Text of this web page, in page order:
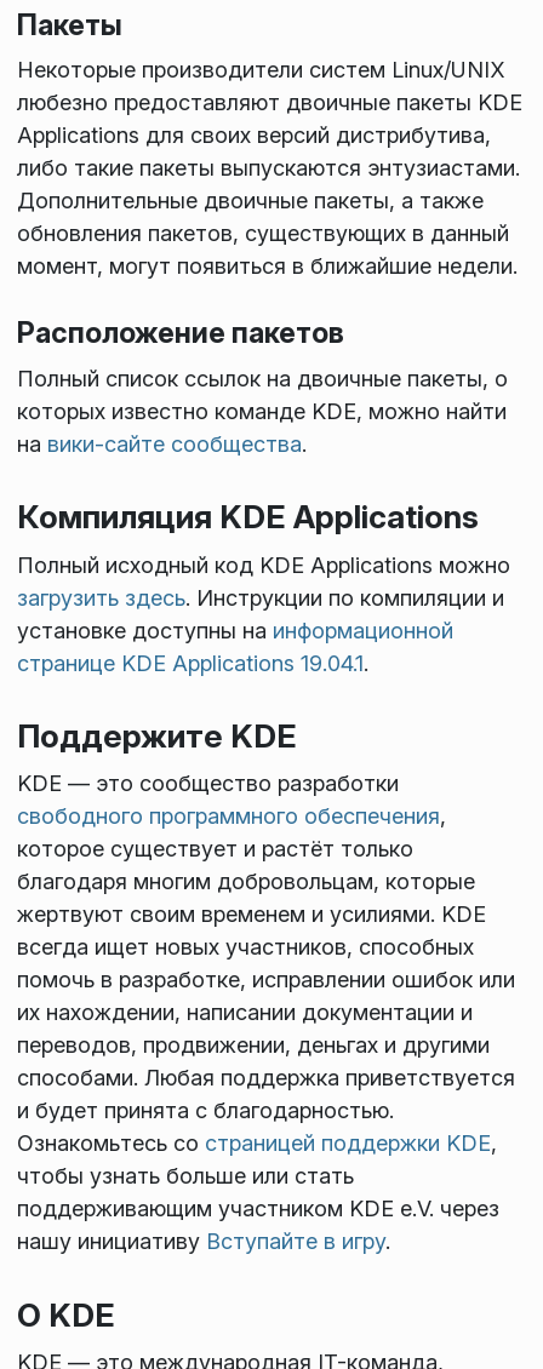
Пакеты
Некоторые производители систем Linux/UNIX
любезно предоставляют двоичные пакеты KDE
Applications для своих версий дистрибутива,
либо такие пакеты выпускаются энтузиастами.
Дополнительные двоичные пакеты, а также
обновления пакетов, существующих в данный
момент, могут появиться в ближайшие недели.
Расположение пакетов
Полный список ссылок на двоичные пакеты, о
которых известно команде KDE, можно найти
на вики-сайте сообщества.
Компиляция KDE Applications
Полный исходный код KDE Applications можно
загрузить здесь. Инструкции по компиляции и
установке доступны на информационной
странице KDE Applications 19.04.1.
Поддержите KDE
KDE — это сообщество разработки
свободного программного обеспечения,
которое существует и растёт только
благодаря многим добровольцам, которые
жертвуют своим временем и усилиями. KDE
всегда ищет новых участников, способных
помочь в разработке, исправлении ошибок или
их нахождении, написании документации и
переводов, продвижении, деньгах и другими
способами. Любая поддержка приветствуется
и будет принята с благодарностью.
Ознакомьтесь со страницей поддержки KDE,
чтобы узнать больше или стать
поддерживающим участником KDE e.V. через
нашу инициативу Вступайте в игру.
О KDE
KDE — это международная IT-команда,